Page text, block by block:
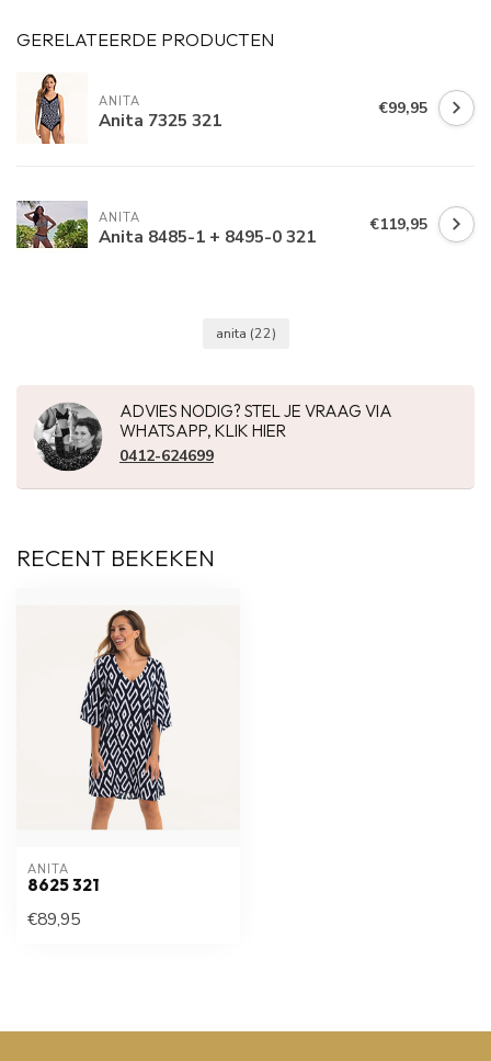
GERELATEERDE PRODUCTEN
ANITA
Anita 7325 321 €99,95
ANITA
Anita 8485-1 + 8495-0 321 €119,95
anita (22)
ADVIES NODIG? STEL JE VRAAG VIA
WHATSAPP, KLIK HIER
0412-624699
RECENT BEKEKEN
ANITA
8625 321
€89,95